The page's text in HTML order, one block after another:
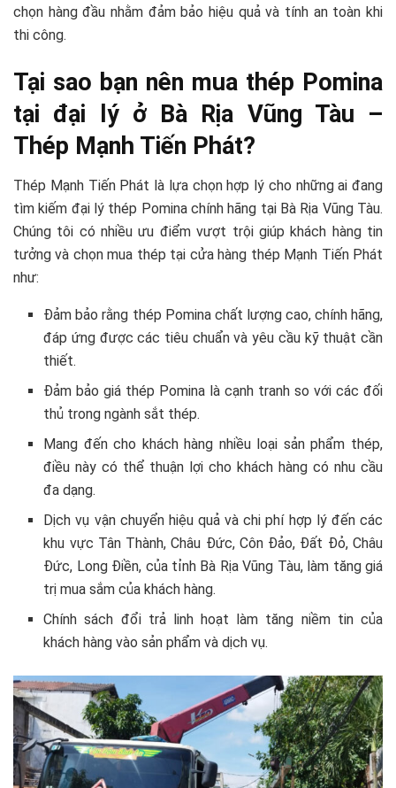
chọn hàng đầu nhằm đảm bảo hiệu quả và tính an toàn khi
thi công.
Tại sao bạn nên mua thép Pomina
tại đại lý ở Bà Rịa Vũng Tàu –
Thép Mạnh Tiến Phát?
Thép Mạnh Tiến Phát là lựa chọn hợp lý cho những ai đang
tìm kiếm đại lý thép Pomina chính hãng tại Bà Rịa Vũng Tàu.
Chúng tôi có nhiều ưu điểm vượt trội giúp khách hàng tin
tưởng và chọn mua thép tại cửa hàng thép Mạnh Tiến Phát
như:
Đảm bảo rằng thép Pomina chất lượng cao, chính hãng,
đáp ứng được các tiêu chuẩn và yêu cầu kỹ thuật cần
thiết.
Đảm bảo giá thép Pomina là cạnh tranh so với các đối
thủ trong ngành sắt thép.
Mang đến cho khách hàng nhiều loại sản phẩm thép,
điều này có thể thuận lợi cho khách hàng có nhu cầu
đa dạng.
Dịch vụ vận chuyển hiệu quả và chi phí hợp lý đến các
khu vực Tân Thành, Châu Đức, Côn Đảo, Đất Đỏ, Châu
Đức, Long Điền, của tỉnh Bà Rịa Vũng Tàu, làm tăng giá
trị mua sắm của khách hàng.
Chính sách đổi trả linh hoạt làm tăng niềm tin của
khách hàng vào sản phẩm và dịch vụ.